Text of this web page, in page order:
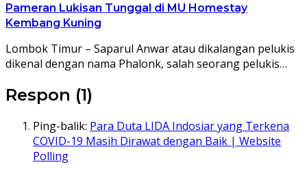
Pameran Lukisan Tunggal di MU Homestay
Kembang Kuning
Lombok Timur – Saparul Anwar atau dikalangan pelukis
dikenal dengan nama Phalonk, salah seorang pelukis…
Respon (1)
Ping-balik: Para Duta LIDA Indosiar yang Terkena
COVID-19 Masih Dirawat dengan Baik | Website
Polling